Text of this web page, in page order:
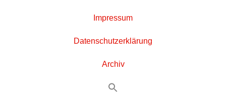
Impressum
Datenschutzerklärung
Archiv